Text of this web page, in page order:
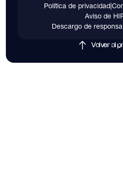
Política de privacidad|
Aviso de
Descargo de
Volver al